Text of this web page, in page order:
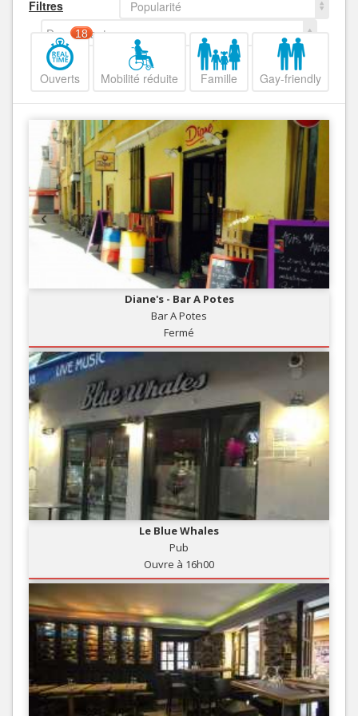
Filtres
Popularité
Decroissant
Ouverts
18
Mobilité réduite Famille Gay-friendly
Diane's - Bar A Potes
Bar A Potes
Fermé
Le Blue Whales
Pub
Ouvre à 16h00